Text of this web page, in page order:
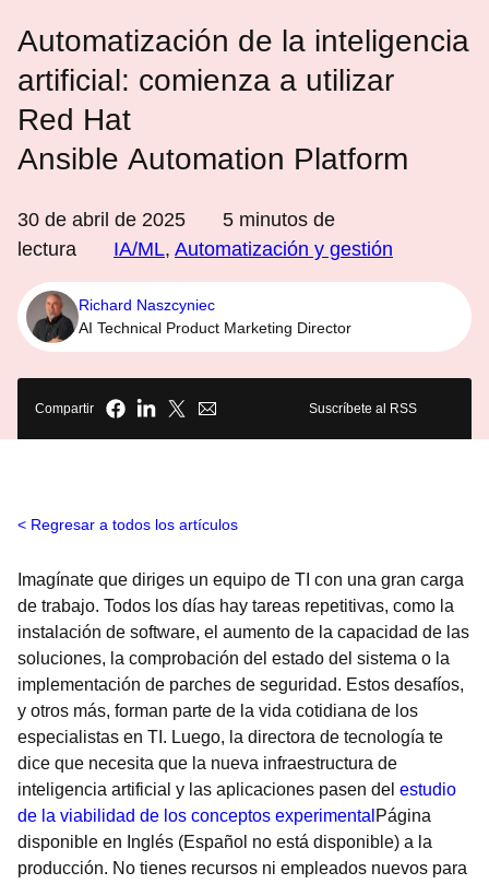
Automatización de la inteligencia
artificial: comienza a utilizar
Red Hat
Ansible Automation Platform
30 de abril de 2025 5 minutos de
lectura
IA/ML, Automatización y gestión
Richard Naszcyniec
AI Technical Product Marketing Director
Compartir Suscríbete al RSS
Regresar a todos los artículos
Imagínate que diriges un equipo de TI con una gran carga
de trabajo. Todos los días hay tareas repetitivas, como la
instalación de software, el aumento de la capacidad de las
soluciones, la comprobación del estado del sistema o la
implementación de parches de seguridad. Estos desafíos,
y otros más, forman parte de la vida cotidiana de los
especialistas en TI. Luego, la directora de tecnología te
dice que necesita que la nueva infraestructura de
inteligencia artificial y las aplicaciones pasen del estudio
de la viabilidad de los conceptos experimental Página
disponible en Inglés (Español no está disponible) a la
producción. No tienes recursos ni empleados nuevos para